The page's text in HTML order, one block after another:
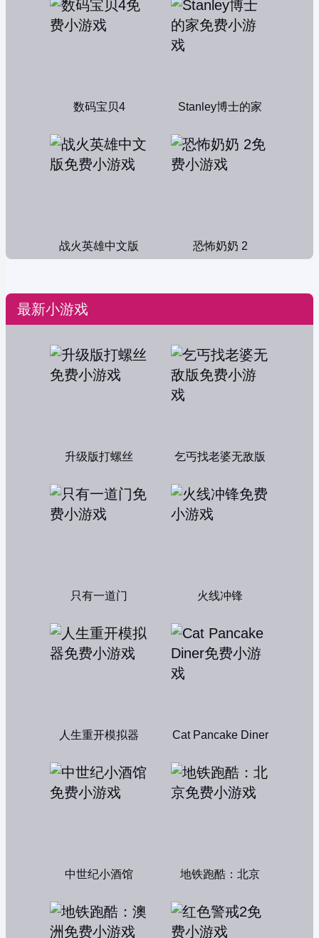
数码宝贝4 Stanley博士的家
战火英雄中文版 恐怖奶奶 2
最新小游戏
升级版打螺丝 乞丐找老婆无敌版
只有一道门 火线冲锋
人生重开模拟器 Cat Pancake Diner
中世纪小酒馆 地铁跑酷：北京